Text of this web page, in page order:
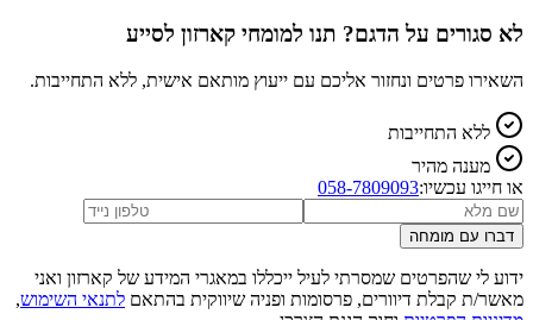
לא סגורים על הדגם? תנו למומחי קארזון לסייע
השאירו פרטים ונחזור אליכם עם ייעוץ מותאם אישית, ללא התחייבות.
ללא התחייבות
מענה מהיר
או חייגו עכשיו:058-7809093
דברו עם מומחה
ידוע לי שהפרטים שמסרתי לעיל ייכללו במאגרי המידע של קארזון ואני
מאשר/ת קבלת דיוורים, פרסומות ופניה שיווקית בהתאם לתנאי השימוש,